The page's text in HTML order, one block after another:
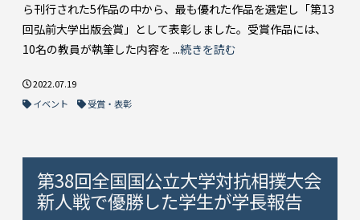
ら刊行された5作品の中から、最も優れた作品を選定し「第13
回弘前大学出版会賞」として表彰しました。受賞作品には、
10名の教員が執筆した内容を ...続きを読む
2022.07.19
イベント
受賞・表彰
第38回全国国公立大学対抗相撲大会
新人戦で優勝した学生が学長報告